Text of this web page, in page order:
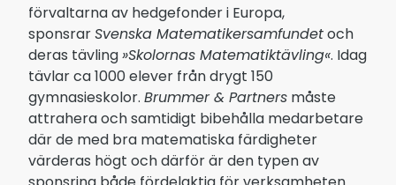
förvaltarna av hedgefonder i Europa,
sponsrarSvenska Matematikersamfundetoch
deras tävling»Skolornas Matematiktävling«. Idag
tävlar ca 1000 elever från drygt 150
gymnasieskolor. Brummer & Partners måste
attrahera och samtidigt bibehålla medarbetare
där de med bra matematiska färdigheter
värderas högt och därför är den typen av